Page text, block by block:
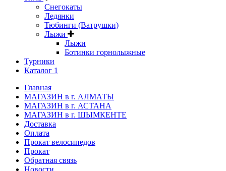
Снегокаты
Ледянки
Тюбинги (Ватрушки)
Лыжи
Лыжи
Ботинки горнолыжные
Турники
Каталог 1
Главная
МАГАЗИН в г. АЛМАТЫ
МАГАЗИН в г. АСТАНА
МАГАЗИН в г. ШЫМКЕНТЕ
Доставка
Оплата
Прокат велосипедов
Прокат
Обратная связь
Новости